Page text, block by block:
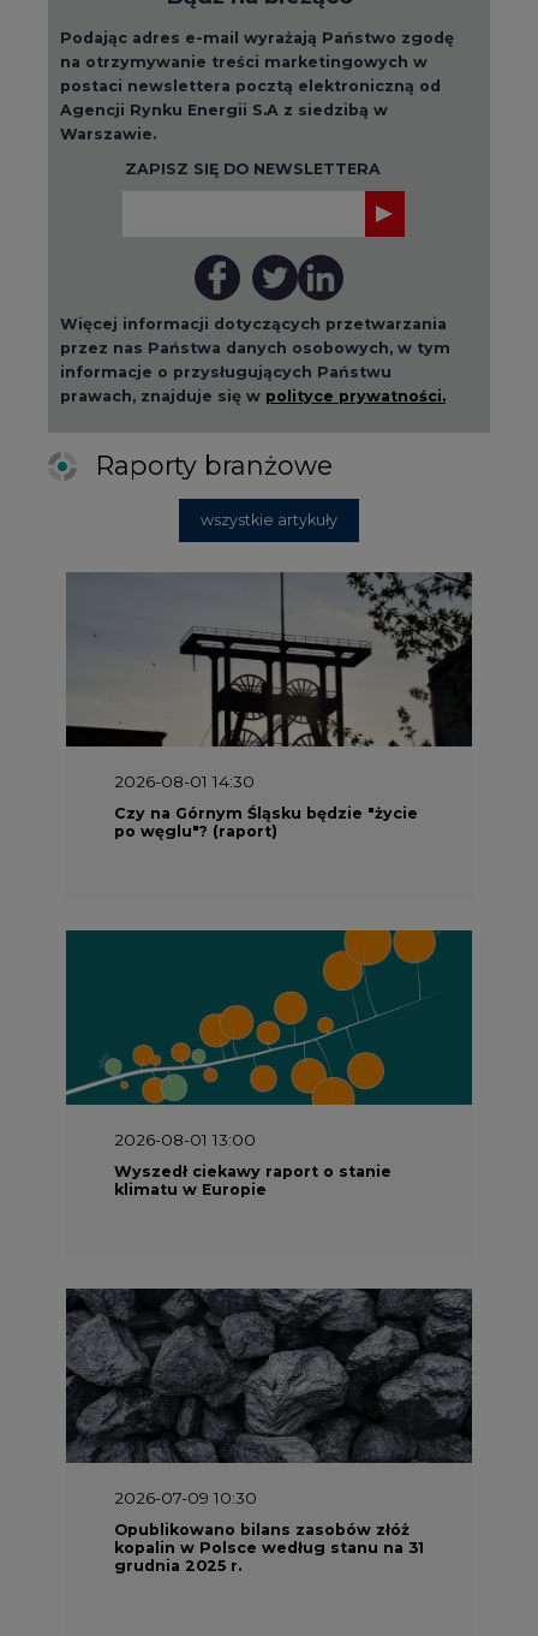
Podając adres e-mail wyrażają Państwo zgodę
na otrzymywanie treści marketingowych w
postaci newslettera pocztą elektroniczną od
Agencji Rynku Energii S.A z siedzibą w
Warszawie.
ZAPISZ SIĘ DO NEWSLETTERA
Więcej informacji dotyczących przetwarzania
przez nas Państwa danych osobowych, w tym
informacje o przysługujących Państwu
prawach, znajduje się w polityce prywatności.
Raporty branżowe
wszystkie artykuły
2026-08-01 14:30
Czy na Górnym Śląsku będzie "życie
po węglu"? (raport)
2026-08-01 13:00
Wyszedł ciekawy raport o stanie
klimatu w Europie
2026-07-09 10:30
Opublikowano bilans zasobów złóż
kopalin w Polsce według stanu na 31
grudnia 2025 r.